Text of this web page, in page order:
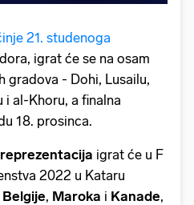
21. studenoga
igrat će se na osam
gradova - Dohi, Lusailu,
i al-Khoru, a finalna
18. prosinca.
igrat će u F
2022 u Kataru
Belgije, Maroka i Kanade,